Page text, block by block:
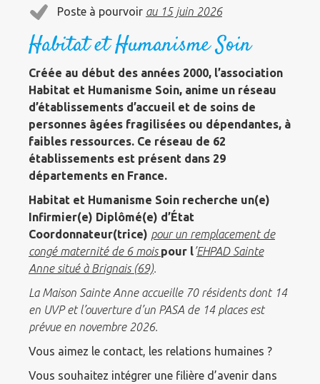
Poste à pourvoir au 15 juin 2026
Habitat et Humanisme Soin
Créée au début des années 2000, l’association
Habitat et Humanisme Soin, anime un réseau
d’établissements d’accueil et de soins de
personnes âgées fragilisées ou dépendantes, à
faibles ressources. Ce réseau de 62
établissements est présent dans 29
départements en France.
Habitat et Humanisme Soin recherche un(e)
Infirmier(e) Diplômé(e) d’État
Coordonnateur(trice) pour un remplacement de
congé maternité de 6 mois pour l’EHPAD Sainte
Anne situé à Brignais (69).
La Maison Sainte Anne accueille 70 résidents dont 14
en UVP et l’ouverture d’un PASA de 14 places est
prévue en novembre 2026.
Vous aimez le contact, les relations humaines ?
Vous souhaitez intégrer une filière d’avenir dans